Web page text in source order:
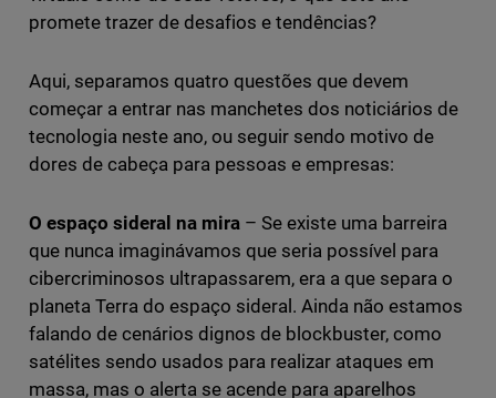
promete trazer de desafios e tendências?
Aqui, separamos quatro questões que devem
começar a entrar nas manchetes dos noticiários de
tecnologia neste ano, ou seguir sendo motivo de
dores de cabeça para pessoas e empresas:
O espaço sideral na mira – Se existe uma barreira
que nunca imaginávamos que seria possível para
cibercriminosos ultrapassarem, era a que separa o
planeta Terra do espaço sideral. Ainda não estamos
falando de cenários dignos de blockbuster, como
satélites sendo usados para realizar ataques em
massa, mas o alerta se acende para aparelhos